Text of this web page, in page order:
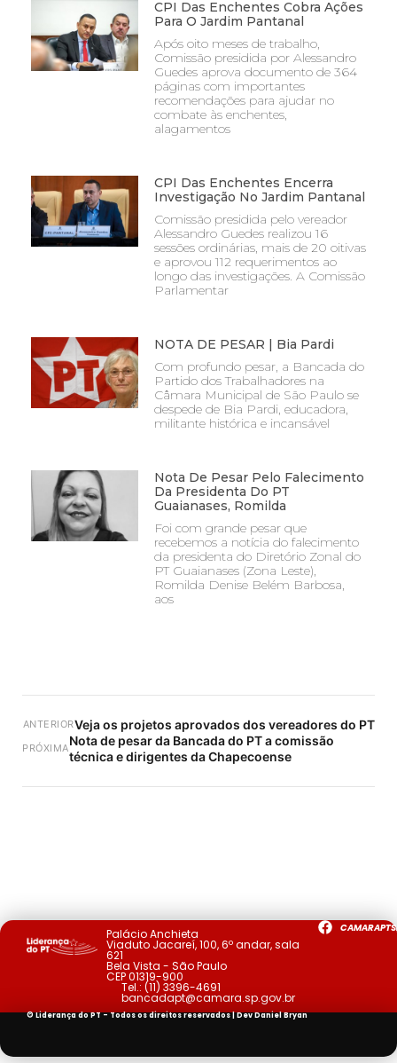
CPI Das Enchentes Cobra Ações
Para O Jardim Pantanal
Após oito meses de trabalho,
Comissão presidida por Alessandro
Guedes aprova documento de 364
páginas com importantes
recomendações para ajudar no
combate às enchentes,
alagamentos
CPI Das Enchentes Encerra
Investigação No Jardim Pantanal
Comissão presidida pelo vereador
Alessandro Guedes realizou 16
sessões ordinárias, mais de 20 oitivas
e aprovou 112 requerimentos ao
longo das investigações. A Comissão
Parlamentar
NOTA DE PESAR | Bia Pardi
Com profundo pesar, a Bancada do
Partido dos Trabalhadores na
Câmara Municipal de São Paulo se
despede de Bia Pardi, educadora,
militante histórica e incansável
Nota De Pesar Pelo Falecimento
Da Presidenta Do PT
Guaianases, Romilda
Foi com grande pesar que
recebemos a notícia do falecimento
da presidenta do Diretório Zonal do
PT Guaianases (Zona Leste),
Romilda Denise Belém Barbosa,
aos
ANTERIORVeja os projetos aprovados dos vereadores do PT
PRÓXIMANota de pesar da Bancada do PT a comissão
técnica e dirigentes da Chapecoense
Palácio Anchieta
Viaduto Jacareí, 100, 6º andar, sala
621
Bela Vista - São Paulo
CEP 01319-900
Tel.: (11) 3396-4691
bancadapt@camara.sp.gov.br
© Liderança do PT - Todos os direitos reservados | DevDaniel Bryan